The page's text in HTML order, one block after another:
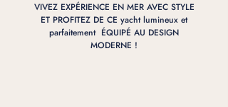
VIVEZ EXPÉRIENCE EN MER AVEC STYLE
ET PROFITEZ DE CE yacht lumineux et
parfaitement ÉQUIPÉ AU DESIGN
MODERNE !